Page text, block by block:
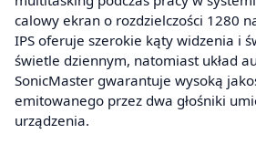
calowy ekran o rozdzielczości 1280
IPS oferuje szerokie kąty widzenia i
świetle dziennym, natomiast układ
SonicMaster gwarantuje wysoką
emitowanego przez dwa głośniki
urządzenia.